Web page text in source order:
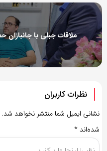
نظرات کاربران
نشانی ایمیل شما منتشر نخواهد شد.
شده‌اند *